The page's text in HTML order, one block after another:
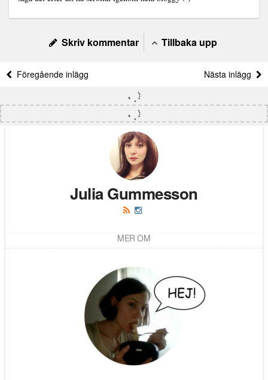
Skriv kommentar Tillbaka upp
Föregående inlägg Nästa inlägg
Julia Gummesson
MER OM